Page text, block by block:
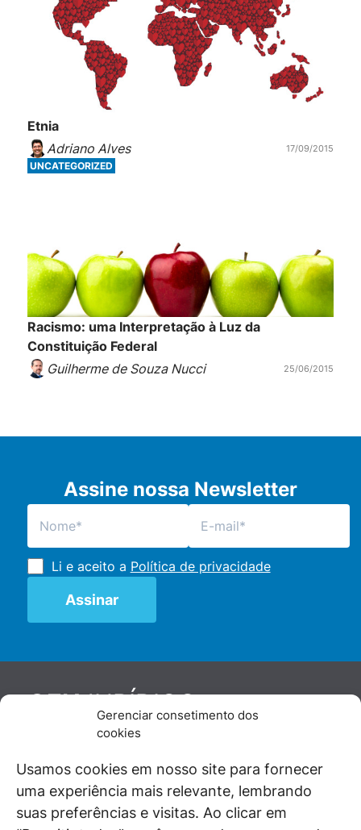
Gerenciar consetimento dos
cookies
Usamos cookies em nosso site para fornecer
uma experiência mais relevante, lembrando
suas preferências e visitas. Ao clicar em
Etnia
Adriano Alves
17/09/2015
UNCATEGORIZED
Racismo: uma Interpretação à Luz da
Constituição Federal
Guilherme de Souza Nucci
25/06/2015
Assine nossa Newsletter
Li e aceito a Política de privacidade
GENJURÍDICO
De maneira independente, os autores e
juristas e doutrinadores nacionais, se posicionam
diante de questões relevantes do cotidiano e
universo jurídico.